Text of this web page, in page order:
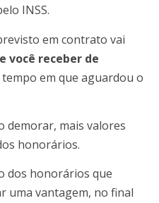
INSS.
em contrato vai
você receber de
tempo em que aguardou o
demorar, mais valores
honorários.
dos honorários que
uma vantagem, no final